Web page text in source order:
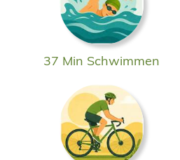
37 Min Schwimmen